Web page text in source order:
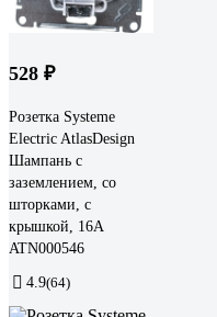
528 ₽
Розетка Systeme
Electric AtlasDesign
Шампань с
заземлением, со
шторками, с
крышкой, 16А
ATN000546
4.9(64)